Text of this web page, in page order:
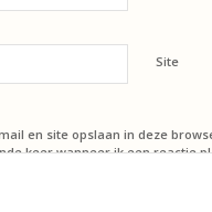
Site
en site opslaan in deze
keer wanneer ik een reactie